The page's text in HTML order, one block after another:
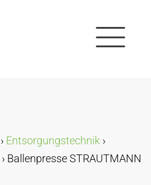
› Entsorgungstechnik ›
› Ballenpresse STRAUTMANN